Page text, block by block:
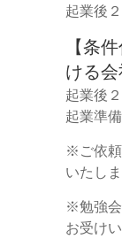
起業後
【条
ける会
起業後
起業準
※ご依
いたしま
※勉強
お受け